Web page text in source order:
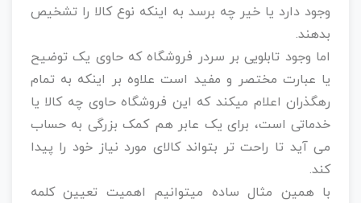
وجود دارد یا خیر چه برسد به اینکه نوع کالا را تشخیص
بدهند.
اما وجود تابلویی بر سردر فروشگاه که حاوی یک توضیح
یا عبارت مختصر و مفید است علاوه بر اینکه به تمام
رهگذران اعلام میکند که این فروشگاه حاوی چه کالا یا
خدماتی است، برای یک عابر هم کمک بزرگی به حساب
می آید تا راحت تر بتواند کالای مورد نیاز خود را پیدا
کند.
با همین مثال ساده میتوانیم اهمیت تعیین کلمه